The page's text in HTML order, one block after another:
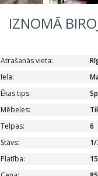
IZNOMĀ
Atrašanās vieta:
Iela:
Ēkas tips:
Mēbeles:
Telpas:
6
Stāvs:
Platība: